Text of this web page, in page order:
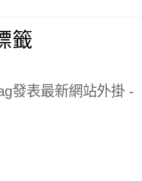
籤
發表最新網站外掛 -